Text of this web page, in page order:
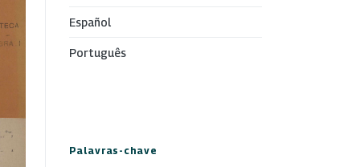
Español
Português
Palavras-chave